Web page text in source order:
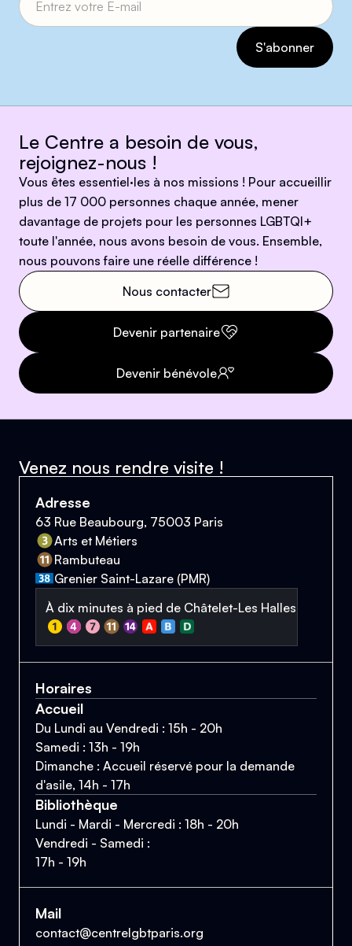
Le Centre a besoin de vous,
rejoignez-nous !
Vous êtes essentiel·les à nos missions ! Pour accueillir
plus de 17 000 personnes chaque année, mener
davantage de projets pour les personnes LGBTQI+
toute l'année, nous avons besoin de vous. Ensemble,
nous pouvons faire une réelle différence !
Nous contacter
Devenir partenaire
Devenir bénévole
Venez nous rendre visite !
Adresse
63 Rue Beaubourg, 75003 Paris
Arts et Métiers
Rambuteau
Grenier Saint-Lazare (PMR)
À dix minutes à pied de Châtelet-Les Halles
Horaires
Accueil
Du Lundi au Vendredi : 15h - 20h
Samedi : 13h - 19h
Dimanche : Accueil réservé pour la demande
d'asile, 14h - 17h
Bibliothèque
Lundi - Mardi - Mercredi : 18h - 20h
Vendredi - Samedi :
17h - 19h
Mail
contact@centrelgbtparis.org